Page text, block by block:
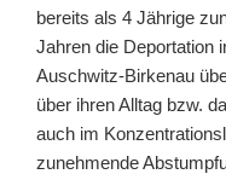
bereits als 4 Jährige
Jahren die Deportation
Auschwitz-Birkenau
über ihren Alltag bzw.
auch im
zunehmende